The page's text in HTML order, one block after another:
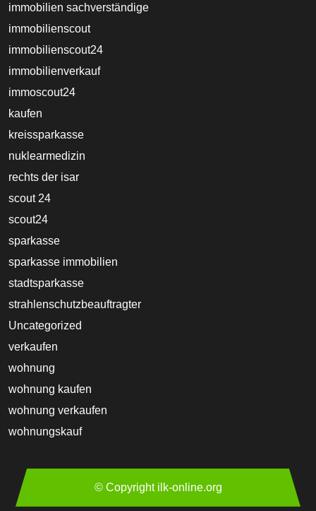
immobilien sachverständige
immobilienscout
immobilienscout24
immobilienverkauf
immoscout24
kaufen
kreissparkasse
nuklearmedizin
rechts der isar
scout 24
scout24
sparkasse
sparkasse immobilien
stadtsparkasse
strahlenschutzbeauftragter
Uncategorized
verkaufen
wohnung
wohnung kaufen
wohnung verkaufen
wohnungskauf
© Copyright ilk-online.org